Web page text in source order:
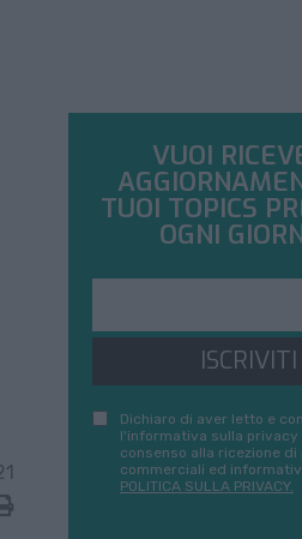
VUOI
TUOI TOPICS
OGNI
ISCRIVITI
Dichiaro di aver letto e
l'informativa sulla privacy
consenso alla ricezione di
commerciali ed
POLITICA SULLA PRIVACY.